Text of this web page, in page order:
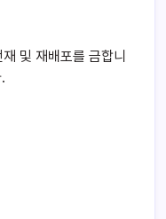
및 재배포를 금합니